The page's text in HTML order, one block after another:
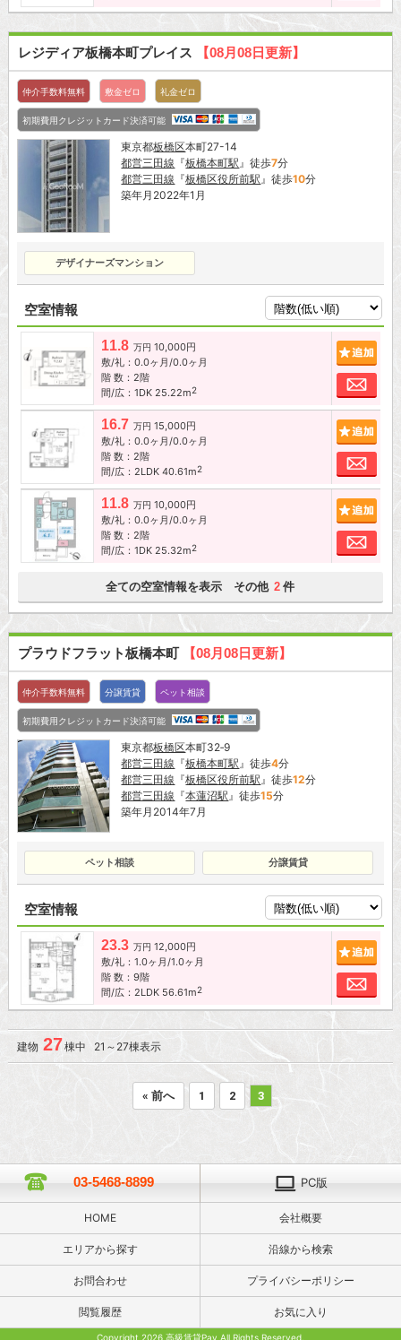
レジディア板橋本町プレイス 【08月08日更新】
仲介手数料無料 敷金ゼロ 礼金ゼロ
初期費用クレジットカード決済可能
東京都板橋区本町27-14
都営三田線 『板橋本町駅 』徒歩7分
都営三田線 『板橋区役所前駅 』徒歩10分
築年月2022年1月
デザイナーズマンション
空室情報
11.8 万円 10,000円
敷/礼：0.0ヶ月/0.0ヶ月
階 数：2階
間/広：1DK 25.22m2
お
16.7 万円 15,000円
敷/礼：0.0ヶ月/0.0ヶ月
階 数：2階
間/広：2LDK 40.61m2
お
11.8 万円 10,000円
敷/礼：0.0ヶ月/0.0ヶ月
階 数：2階
間/広：1DK 25.32m2
お
全ての空室情報を表示 その他 2 件
プラウドフラット板橋本町 【08月08日更新】
仲介手数料無料 分譲賃貸 ペット相談
初期費用クレジットカード決済可能
東京都板橋区本町32‐9
都営三田線 『板橋本町駅 』徒歩4分
都営三田線 『板橋区役所前駅 』徒歩12分
都営三田線 『本蓮沼駅 』徒歩15分
築年月2014年7月
ペット相談 分譲賃貸
空室情報
23.3 万円 12,000円
敷/礼：1.0ヶ月/1.0ヶ月
階 数：9階
間/広：2LDK 56.61m2
お
建物 27棟中 21～27棟表示
« 前へ 1 2 3
03-5468-8899 PC版
HOME 会社概要
エリアから探す 沿線から検索
お問合わせ プライバシーポリシー
閲覧履歴 お気に入り
Copyright 2026 高級賃貸Pay All Rights Reserved.